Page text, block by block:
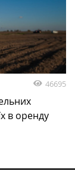
46695
в оренду